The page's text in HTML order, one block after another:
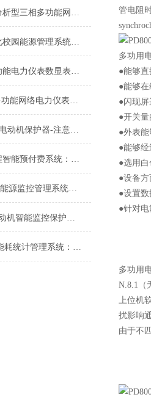
YD8001谐波分析型三相多功能网络电力仪表
ny5000e智能化校园能源管理系统：塑造绿色、高效的教育环境
ART-D100多功能电力仪表数显表电气成套
CDM-2030H多功能网络电力仪表测试方法
EM520一体式电动机保护器-注意事项
JET-IEEM远程智能预付费系统：开启未来支付新纪元
OGN2000电力能源监控管理系统：守护电力安全，带领能效革命
YD2302T-F电动机智能监控保护器-注意事项
HKST-BEMS能耗统计管理系统：推动绿色发展的重要工具
管电阻
多功用
●能够
●能够
●闪现
●开关
●外表
●能够
●选用
●设备
●设置
●针对
多功用
N.8.1（
上位机
扰影响
由于不